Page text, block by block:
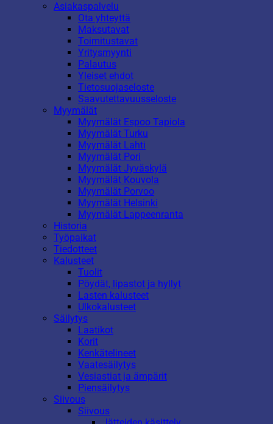
Asiakaspalvelu
Ota yhteyttä
Maksutavat
Toimitustavat
Yritysmyynti
Palautus
Yleiset ehdot
Tietosuojaseloste
Saavutettavuusseloste
Myymälät
Myymälät Espoo Tapiola
Myymälät Turku
Myymälät Lahti
Myymälät Pori
Myymälät Jyväskylä
Myymälät Kouvola
Myymälät Porvoo
Myymälät Helsinki
Myymälät Lappeenranta
Historia
Työpaikat
Tiedotteet
Kalusteet
Tuolit
Pöydät, lipastot ja hyllyt
Lasten kalusteet
Ulkokalusteet
Säilytys
Laatikot
Korit
Kenkätelineet
Vaatesäilytys
Vesiastiat ja ämpärit
Piensäilytys
Siivous
Siivous